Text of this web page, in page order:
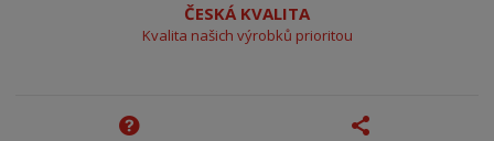
ČESKÁ KVALITA
Kvalita našich výrobků prioritou